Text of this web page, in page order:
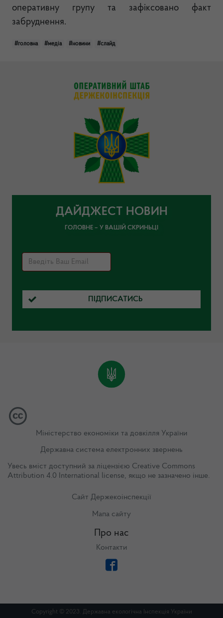
оперативну групу та зафіксовано факт
забруднення.
#головна #медіа #новини #слайд
ДАЙДЖЕСТ НОВИН
ГОЛОВНЕ – У ВАШІЙ СКРИНЬЦІ
ПІДПИСАТИСЬ
Міністерство економіки та довкілля України
Державна система електронних звернень
Увесь вміст доступний за ліцензією Creative Commons
Attribution 4.0 International license, якщо не зазначено інше.
Сайт Держекоінспекції
Мапа сайту
Про нас
Контакти
Copyright © 2023. Державна екологічна Інспекція України